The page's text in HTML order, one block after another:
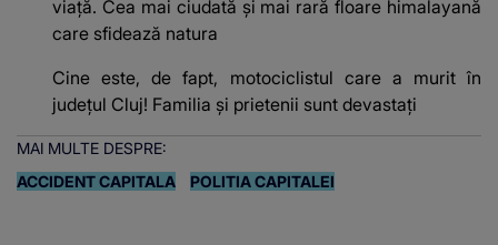
viață. Cea mai ciudată și mai rară floare himalayană
care sfidează natura
Cine este, de fapt, motociclistul care a murit în
județul Cluj! Familia și prietenii sunt devastați
MAI MULTE DESPRE:
ACCIDENT CAPITALA
POLITIA CAPITALEI